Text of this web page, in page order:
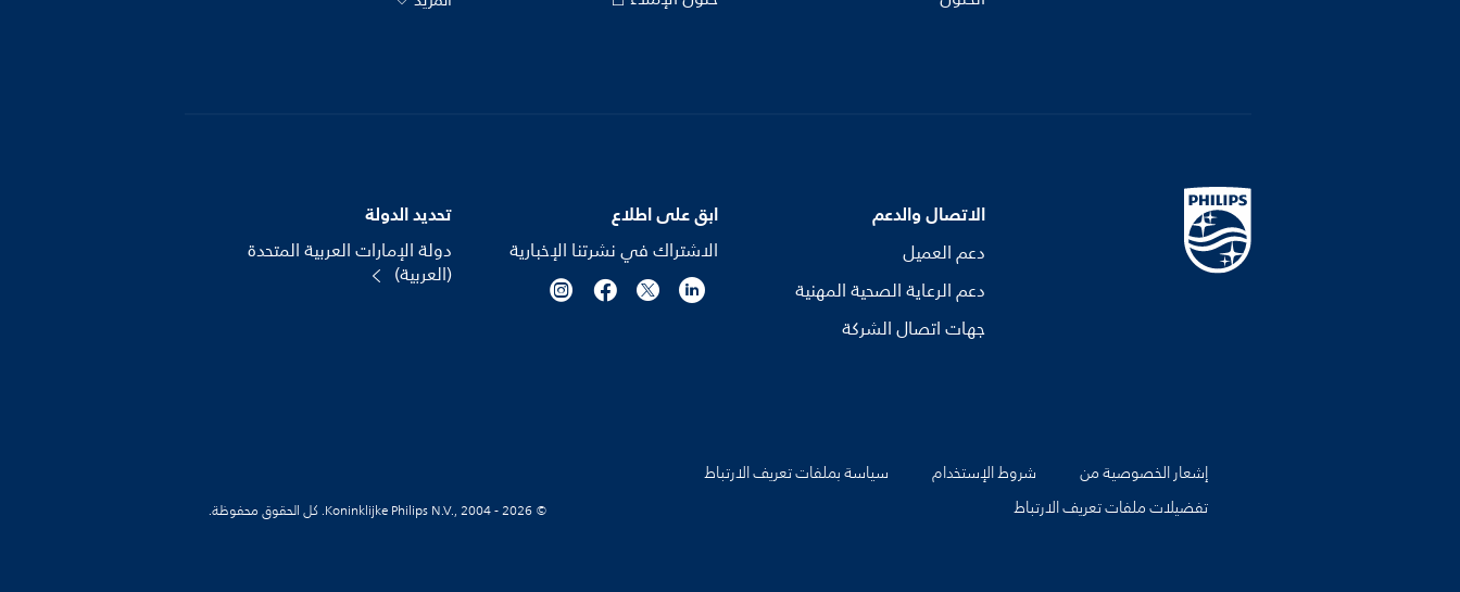
الاتصال والدعم
دعم العميل
دعم الرعاية الصحية المهنية
جهات اتصال الشركة
ابق على اطلاع
الاشتراك في نشرتنا الإخبارية
تحديد الدولة
دولة الإمارات العربية المتحدة
(العربية)
إشعار الخصوصية من شروط الإستخدام
سياسة بملفات تعريف الارتباط
تفضيلات ملفات تعريف الارتباط
© Koninklijke Philips N.V., 2004 - 2026. كل الحقوق محفوظة.